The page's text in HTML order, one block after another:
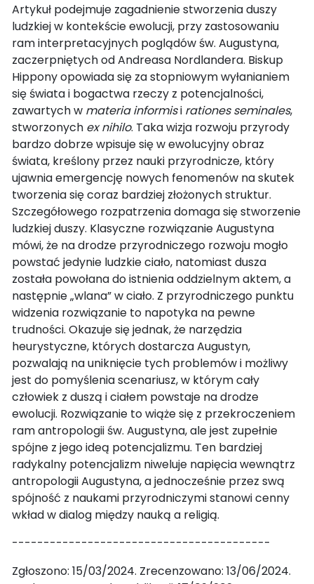
Artykuł podejmuje zagadnienie stworzenia duszy
ludzkiej w kontekście ewolucji, przy zastosowaniu
ram interpretacyjnych poglądów św. Augustyna,
zaczerpniętych od Andreasa Nordlandera. Biskup
Hippony opowiada się za stopniowym wyłanianiem
się świata i bogactwa rzeczy z potencjalności,
zawartych w materia informisi rationes seminales,
stworzonych ex nihilo. Taka wizja rozwoju przyrody
bardzo dobrze wpisuje się w ewolucyjny obraz
świata, kreślony przez nauki przyrodnicze, który
ujawnia emergencję nowych fenomenów na skutek
tworzenia się coraz bardziej złożonych struktur.
Szczegółowego rozpatrzenia domaga się stworzenie
ludzkiej duszy. Klasyczne rozwiązanie Augustyna
mówi, że na drodze przyrodniczego rozwoju mogło
powstać jedynie ludzkie ciało, natomiast dusza
została powołana do istnienia oddzielnym aktem, a
następnie „wlana” w ciało. Z przyrodniczego punktu
widzenia rozwiązanie to napotyka na pewne
trudności. Okazuje się jednak, że narzędzia
heurystyczne, których dostarcza Augustyn,
pozwalają na uniknięcie tych problemów i możliwy
jest do pomyślenia scenariusz, w którym cały
człowiek z duszą i ciałem powstaje na drodze
ewolucji. Rozwiązanie to wiąże się z przekroczeniem
ram antropologii św. Augustyna, ale jest zupełnie
spójne z jego ideą potencjalizmu. Ten bardziej
radykalny potencjalizm niweluje napięcia wewnątrz
antropologii Augustyna, a jednocześnie przez swą
spójność z naukami przyrodniczymi stanowi cenny
wkład w dialog między nauką a religią.
-----------------------------------------
Zgłoszono: 15/03/2024. Zrecenzowano: 13/06/2024.